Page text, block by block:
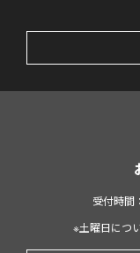
受付時間
※土曜日につ